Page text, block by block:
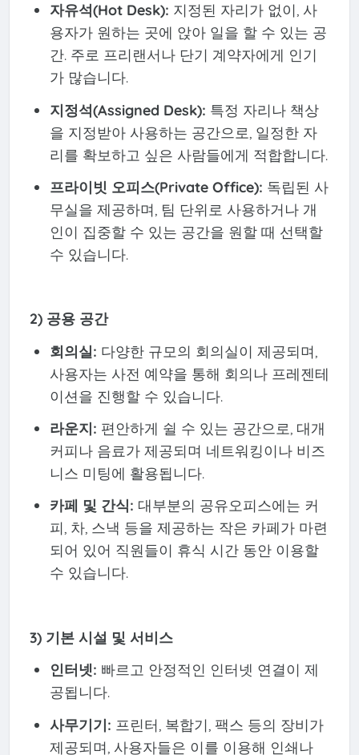
자유석(Hot Desk): 지정된 자리가 없이, 사
용자가 원하는 곳에 앉아 일을 할 수 있는 공
간. 주로 프리랜서나 단기 계약자에게 인기
가 많습니다.
지정석(Assigned Desk): 특정 자리나 책상
을 지정받아 사용하는 공간으로, 일정한 자
리를 확보하고 싶은 사람들에게 적합합니다.
프라이빗 오피스(Private Office): 독립된 사
무실을 제공하며, 팀 단위로 사용하거나 개
인이 집중할 수 있는 공간을 원할 때 선택할
수 있습니다.
2) 공용 공간
회의실: 다양한 규모의 회의실이 제공되며,
사용자는 사전 예약을 통해 회의나 프레젠테
이션을 진행할 수 있습니다.
라운지: 편안하게 쉴 수 있는 공간으로, 대개
커피나 음료가 제공되며 네트워킹이나 비즈
니스 미팅에 활용됩니다.
카페 및 간식: 대부분의 공유오피스에는 커
피, 차, 스낵 등을 제공하는 작은 카페가 마련
되어 있어 직원들이 휴식 시간 동안 이용할
수 있습니다.
3) 기본 시설 및 서비스
인터넷: 빠르고 안정적인 인터넷 연결이 제
공됩니다.
사무기기: 프린터, 복합기, 팩스 등의 장비가
제공되며, 사용자들은 이를 이용해 인쇄나